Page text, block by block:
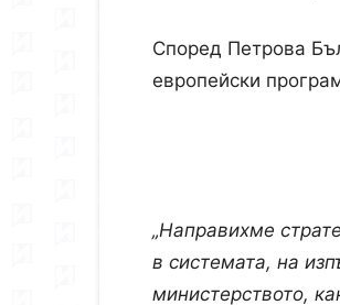
Според Петрова
европейски
„Направихме
в системата, на
министерството,